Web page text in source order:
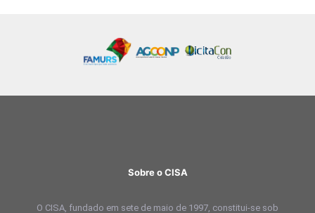
Sobre o CISA
O CISA, fundado em sete de maio de 1997, constitui-se sob